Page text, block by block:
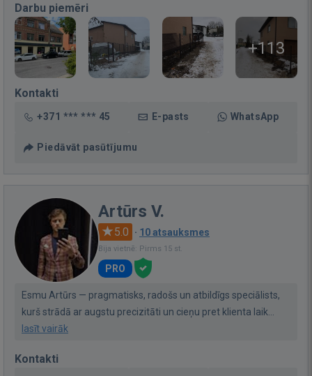
Darbu piemēri
+113
Kontakti
+371 *** *** 45 E-pasts WhatsApp
Piedāvāt pasūtījumu
Artūrs V.
5.0 · 10 atsauksmes
Bija vietnē: Pirms 15 st.
PRO
Esmu Artūrs — pragmatisks, radošs un atbildīgs speciālists,
kurš strādā ar augstu precizitāti un cieņu pret klienta laik...
lasīt vairāk
Kontakti